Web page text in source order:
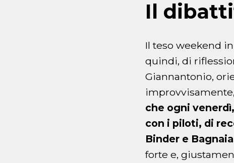
Il
Il teso weekend
quindi, di
Giannantonio,
che ogni
con i piloti, di
Binder e
forte e,